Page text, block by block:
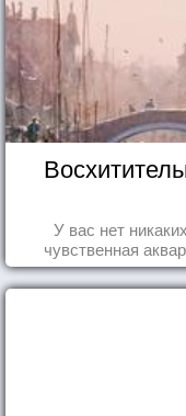
У вас нет
чувственная